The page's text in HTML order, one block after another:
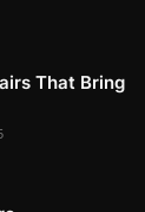
That Bring